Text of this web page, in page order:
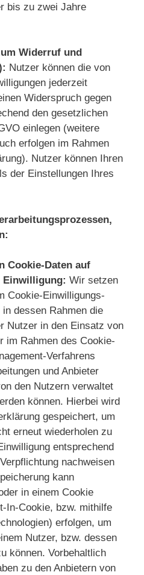
bis zu zwei Jahre
Widerruf und
Nutzer können die von
jederzeit
Widerspruch gegen
den gesetzlichen
einlegen (weitere
erfolgen im Rahmen
Nutzer können Ihren
der Einstellungen Ihres
Cookie-Daten auf
Einwilligung: Wir setzen
Cookie-Einwilligungs-
dessen Rahmen die
Nutzer in den Einsatz von
im Rahmen des Cookie-
Verfahrens
und Anbieter
den Nutzern verwaltet
können. Hierbei wird
gespeichert, um
erneut wiederholen zu
entsprechend
nachweisen
kann
in einem Cookie
In-Cookie, bzw. mithilfe
erfolgen, um
Nutzer, bzw. dessen
können. Vorbehaltlich
zu den Anbietern von